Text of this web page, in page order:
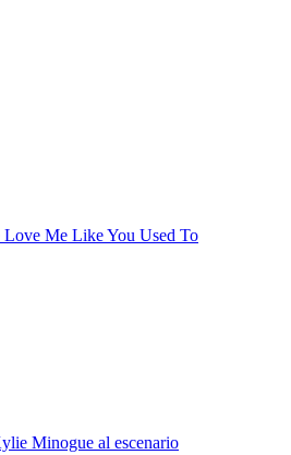
Me Like You Used To
Minogue al escenario